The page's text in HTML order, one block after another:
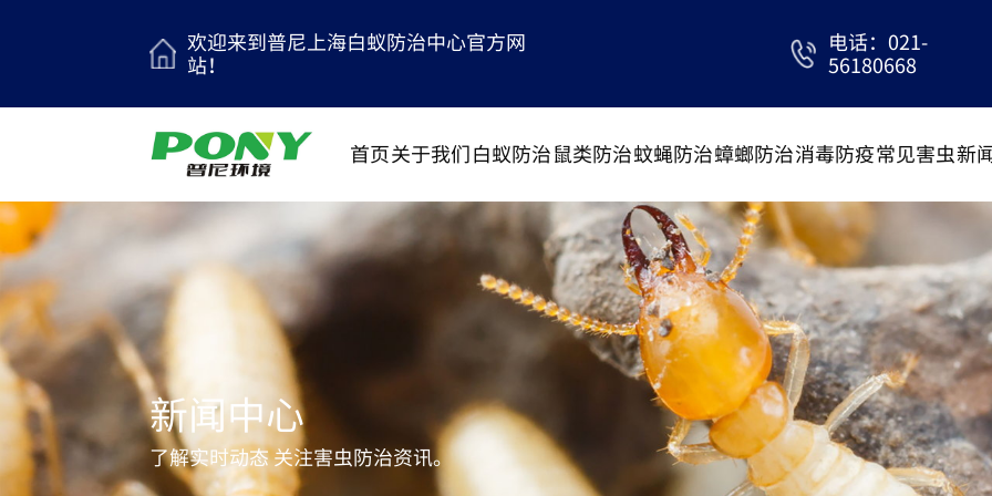
欢迎来到普尼上海白蚁防治中心官方网
站！
电话：021-
56180668
首页关于我们白蚁防治鼠类防治蚊蝇防治蟑螂防治消毒防疫常见害虫新
新闻中心
了解实时动态 关注害虫防治资讯。